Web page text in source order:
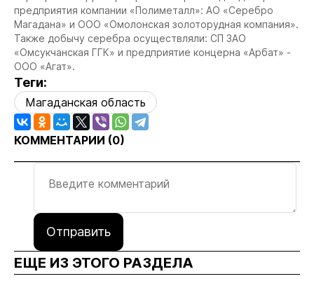
предприятия компании «Полиметалл»: АО «Серебро
Магадана» и ООО «Омолонская золоторудная компания».
Также добычу серебра осуществляли: СП ЗАО
«Омсукчанская ГГК» и предприятие концерна «Арбат» -
ООО «Агат».
Теги:
Магаданская область
КОММЕНТАРИИ (0)
Отправить
ЕЩЕ ИЗ ЭТОГО РАЗДЕЛА